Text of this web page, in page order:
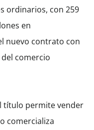
ordinarios, con 259
en
nuevo contrato con
comercio
título permite vender
comercializa